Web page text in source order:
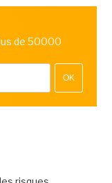
de 50000
OK